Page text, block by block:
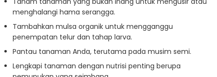
menghalangi hama serangga.
Tambahkan mulsa organik untuk mengganggu
penempatan telur dan tahap larva.
Pantau tanaman Anda, terutama pada musim semi.
Lengkapi tanaman dengan nutrisi penting berupa